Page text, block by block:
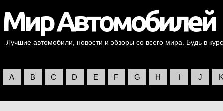
Лучшие автомобили, новости и обзоры со всего мира. Будь в
A B C D E F G H I J K